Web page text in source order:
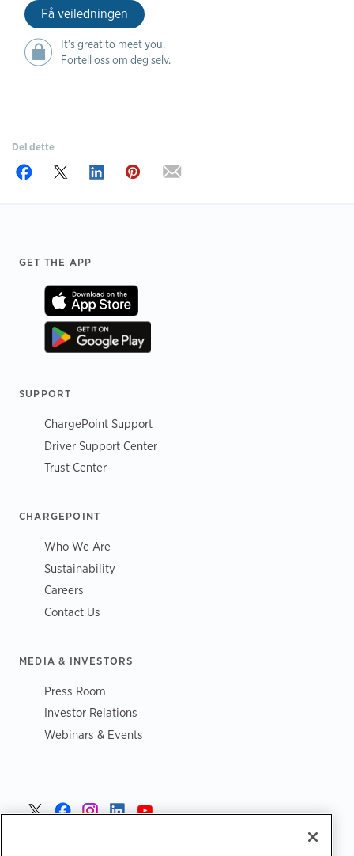
Få veiledningen
It's great to meet you.
Fortell oss om deg selv.
Del dette
Footer
GET THE APP
SUPPORT
ChargePoint Support
Driver Support Center
Trust Center
CHARGEPOINT
Who We Are
Sustainability
Careers
Contact Us
MEDIA & INVESTORS
Press Room
Investor Relations
Webinars & Events